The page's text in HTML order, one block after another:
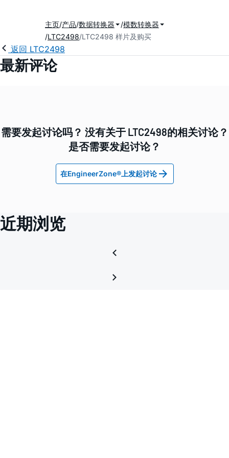
主页 产品 数据转换器
模数转换器
LTC2498 LTC2498 样片及购买
返回 LTC2498
最新评论
需要发起讨论吗？ 没有关于 LTC2498的相关讨论？
是否需要发起讨论？
在EngineerZone®上发起讨论
近期浏览